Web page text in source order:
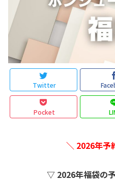
Twitter
Pocket
＼ 2026年予
▽ 2026年福袋の